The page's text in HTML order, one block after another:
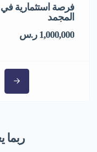
فرصة استثمارية في
المجمد
1,000,000 ر.س
ربما